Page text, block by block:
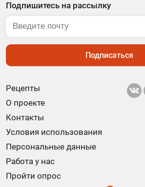
Рецепты
О проекте
Контакты
Условия использования
Персональные данные
Работа у нас
Пройти опрос
Подпишитесь на рассылку
Подписаться